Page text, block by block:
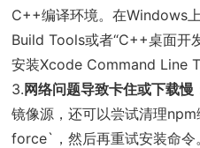
C++编译环境。在Windows
Build Tools或者“C++桌面开
安装Xcode Command Line
3.网络问题导致卡住或下载慢
镜像源，还可以尝试清理
force`，然后再重试安装命令